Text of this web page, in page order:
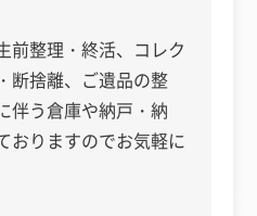
前整理・終活、コレク
断捨離、ご遺品の整
伴う倉庫や納戸・納
おりますのでお気軽に